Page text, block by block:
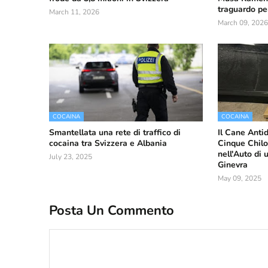
March 11, 2026
traguardo
March 09, 2026
COCAINA
Smantellata una rete di traffico di
cocaina tra Svizzera e Albania
July 23, 2025
COCAINA
Il Cane
Cinque
nell'Auto di
Ginevra
May 09, 2025
Posta Un Commento